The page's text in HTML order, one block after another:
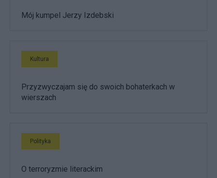
Mój kumpel Jerzy Izdebski
Kultura
Przyzwyczajam się do swoich bohaterkach w
wierszach
Polityka
O terroryzmie literackim